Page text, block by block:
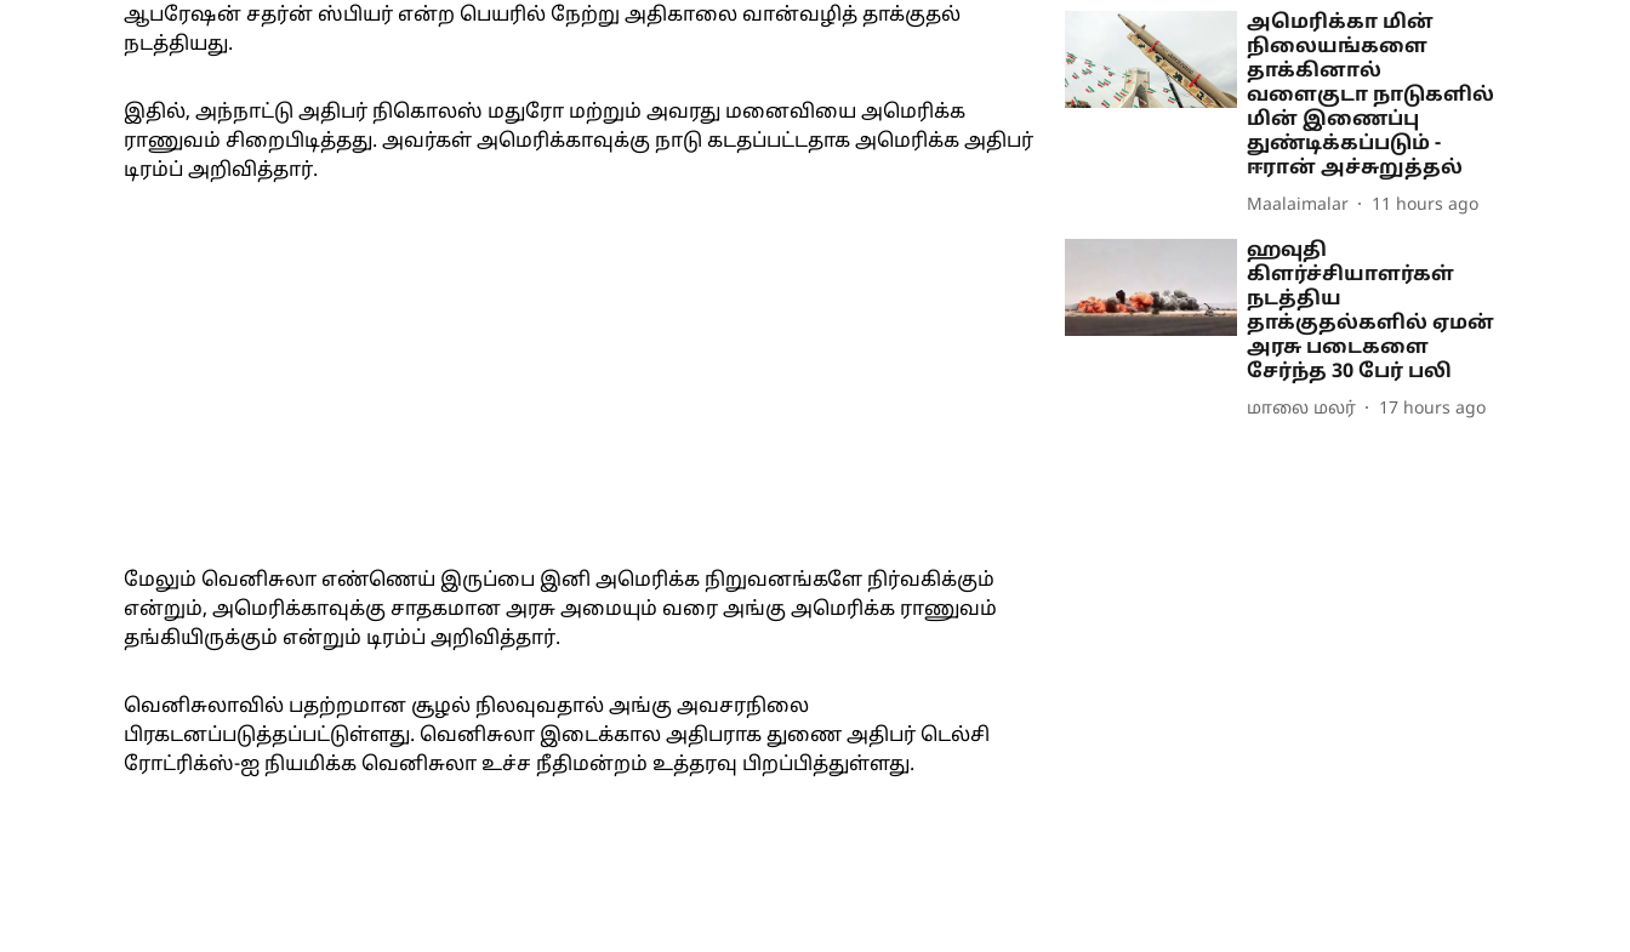
ஆபரேஷன் சதர்ன் ஸ்பியர் என்ற பெயரில் நேற்று அதிகாலை வான்வழித் தாக்குதல்
நடத்தியது.
இதில், அந்நாட்டு அதிபர் நிகொலஸ் மதுரோ மற்றும் அவரது மனைவியை அமெரிக்க
ராணுவம் சிறைபிடித்தது. அவர்கள் அமெரிக்காவுக்கு நாடு கடதப்பட்டதாக அமெரிக்க அதிபர்
டிரம்ப் அறிவித்தார்.
மேலும் வெனிசுலா எண்ணெய் இருப்பை இனி அமெரிக்க நிறுவனங்களே நிர்வகிக்கும்
என்றும், அமெரிக்காவுக்கு சாதகமான அரசு அமையும் வரை அங்கு அமெரிக்க ராணுவம்
தங்கியிருக்கும் என்றும் டிரம்ப் அறிவித்தார்.
வெனிசுலாவில் பதற்றமான சூழல் நிலவுவதால் அங்கு அவசரநிலை
பிரகடனப்படுத்தப்பட்டுள்ளது. வெனிசுலா இடைக்கால அதிபராக துணை அதிபர் டெல்சி
ரோட்ரிக்ஸ்-ஐ நியமிக்க வெனிசுலா உச்ச நீதிமன்றம் உத்தரவு பிறப்பித்துள்ளது.
அமெரிக்கா மின்
நிலையங்களை
தாக்கினால்
வளைகுடா நாடுகளில்
மின் இணைப்பு
துண்டிக்கப்படும் -
ஈரான் அச்சுறுத்தல்
Maalaimalar 11 hours ago
ஹவுதி
கிளர்ச்சியாளர்கள்
நடத்திய
தாக்குதல்களில் ஏமன்
அரசு படைகளை
சேர்ந்த 30 பேர் பலி
மாலை மலர் 17 hours ago